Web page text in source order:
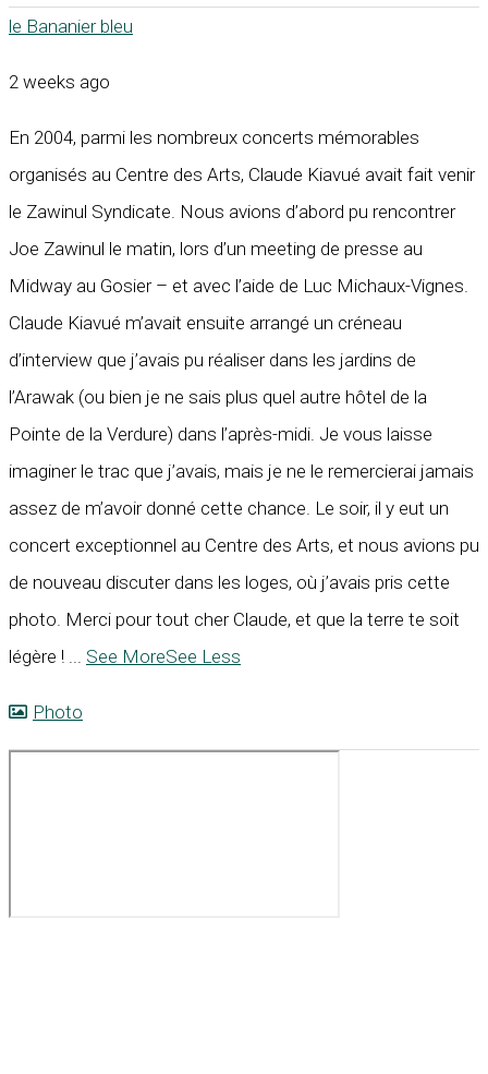
le Bananier bleu
2 weeks ago
En 2004, parmi les nombreux concerts mémorables
organisés au Centre des Arts, Claude Kiavué avait fait venir
le Zawinul Syndicate. Nous avions d’abord pu rencontrer
Joe Zawinul le matin, lors d’un meeting de presse au
Midway au Gosier – et avec l’aide de Luc Michaux-Vignes.
Claude Kiavué m’avait ensuite arrangé un créneau
d’interview que j’avais pu réaliser dans les jardins de
l’Arawak (ou bien je ne sais plus quel autre hôtel de la
Pointe de la Verdure) dans l’après-midi. Je vous laisse
imaginer le trac que j’avais, mais je ne le remercierai jamais
assez de m’avoir donné cette chance. Le soir, il y eut un
concert exceptionnel au Centre des Arts, et nous avions pu
de nouveau discuter dans les loges, où j’avais pris cette
photo. Merci pour tout cher Claude, et que la terre te soit
légère !
See MoreSee Less
Photo